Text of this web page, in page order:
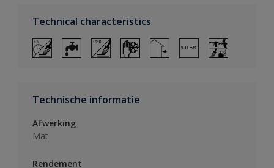
Technical characteristics
Technische informatie
Afwerking
Mat
Rendement